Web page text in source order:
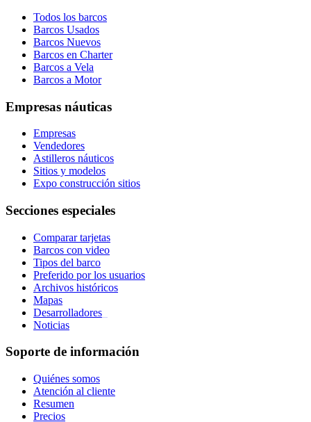
Todos los barcos
Barcos Usados
Barcos Nuevos
Barcos en Charter
Barcos a Vela
Barcos a Motor
Empresas náuticas
Empresas
Vendedores
Astilleros náuticos
Sitios y modelos
Expo construcción sitios
Secciones especiales
Comparar tarjetas
Barcos con video
Tipos del barco
Preferido por los usuarios
Archivos históricos
Mapas
Desarrolladores
Noticias
Soporte de información
Quiénes somos
Atención al cliente
Resumen
Precios